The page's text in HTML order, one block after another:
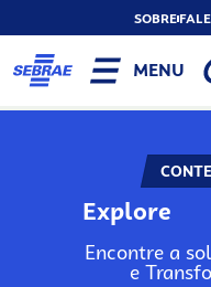
SOBRE
MENU
Explore
Encontre a
e